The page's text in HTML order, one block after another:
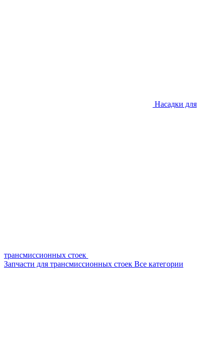
Насадки для
трансмиссионных стоек
Запчасти для трансмиссионных стоек Все категории